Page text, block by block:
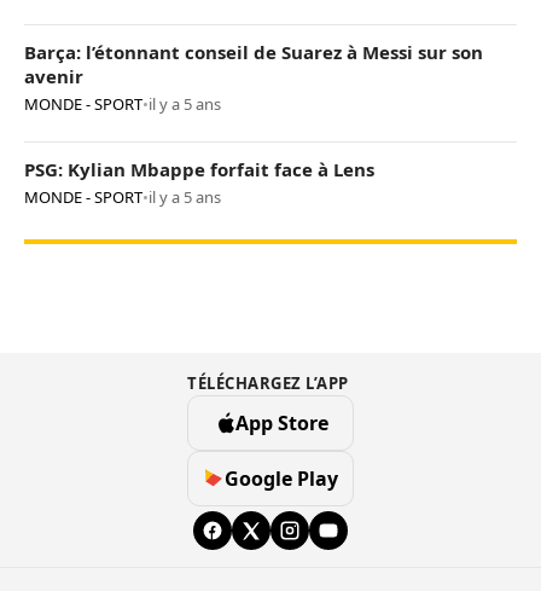
Barça: l’étonnant conseil de Suarez à Messi sur son
avenir
MONDE - SPORT•il y a 5 ans
PSG: Kylian Mbappe forfait face à Lens
MONDE - SPORT•il y a 5 ans
TÉLÉCHARGEZ L’APP
App Store
Google Play